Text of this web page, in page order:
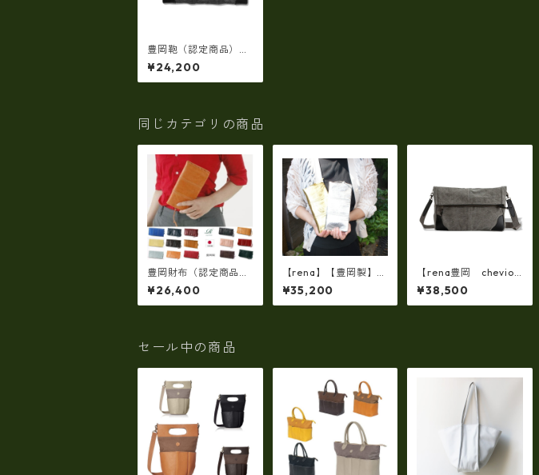
豊岡鞄（認定商品）豊
岡財布・神鍋山火山灰
ｘ墨染め 8号帆布・
ラウンドファスナー長
¥24,200
同じカテゴリの商品
豊岡財布（認定商品）
FEEDBAG【豊岡製】
（15color）スペイン
仔牛革製☆手絞りオイ
7
¥26,400
【rena】【豊岡製】◇
純金箔革製品・限定生
産☆スペイン牛革（仔
牛革）手絞り＆オイル
¥35,200
【rena豊岡 chevio
t】【豊岡製・火山灰
+松墨手染め】8号帆
布・口折り斜め掛けシ
¥38,500
セール中の商品